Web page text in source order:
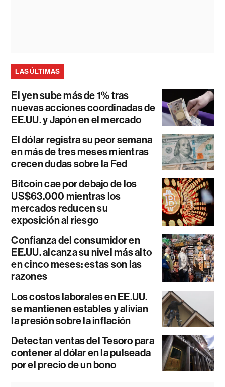
LAS ÚLTIMAS
El yen sube más de 1% tras
nuevas acciones coordinadas de
EE.UU. y Japón en el mercado
El dólar registra su peor semana
en más de tres meses mientras
crecen dudas sobre la Fed
Bitcoin cae por debajo de los
US$63.000 mientras los
mercados reducen su
exposición al riesgo
Confianza del consumidor en
EE.UU. alcanza su nivel más alto
en cinco meses: estas son las
razones
Los costos laborales en EE.UU.
se mantienen estables y alivian
la presión sobre la inflación
Detectan ventas del Tesoro para
contener al dólar en la pulseada
por el precio de un bono